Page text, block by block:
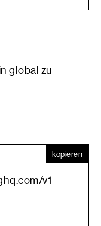
global zu
kopieren
v1